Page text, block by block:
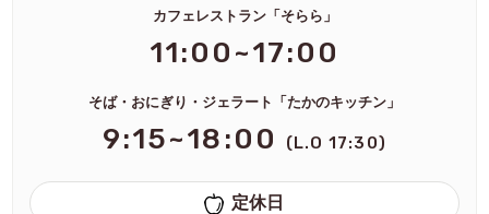
カフェレストラン「そらら」
11:00~17:00
そば・おにぎり・ジェラート「たかのキッチン」
9:15~18:00 (L.O 17:30)
定休日